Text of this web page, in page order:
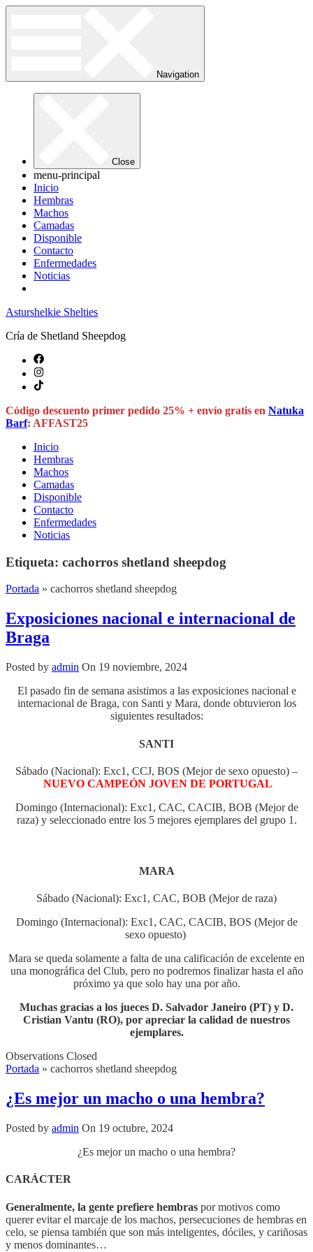
Navigation
Close
menu-principal
Inicio
Hembras
Machos
Camadas
Disponible
Contacto
Enfermedades
Noticias
Asturshelkie Shelties
Cría de Shetland Sheepdog
Código descuento primer pedido 25% + envío gratis en Natuka
Barf: AFFAST25
Inicio
Hembras
Machos
Camadas
Disponible
Contacto
Enfermedades
Noticias
Etiqueta: cachorros shetland sheepdog
Portada » cachorros shetland sheepdog
Exposiciones nacional e internacional de
Braga
Posted by admin On 19 noviembre, 2024
El pasado fin de semana asistimos a las exposiciones nacional e
internacional de Braga, con Santi y Mara, donde obtuvieron los
siguientes resultados:
SANTI
Sábado (Nacional): Exc1, CCJ, BOS (Mejor de sexo opuesto) –
NUEVO CAMPEÓN JOVEN DE PORTUGAL
Domingo (Internacional): Exc1, CAC, CACIB, BOB (Mejor de
raza) y seleccionado entre los 5 mejores ejemplares del grupo 1.
MARA
Sábado (Nacional): Exc1, CAC, BOB (Mejor de raza)
Domingo (Internacional): Exc1, CAC, CACIB, BOS (Mejor de
sexo opuesto)
Mara se queda solamente a falta de una calificación de excelente en
una monográfica del Club, pero no podremos finalizar hasta el año
próximo ya que solo hay una por año.
Muchas gracias a los jueces D. Salvador Janeiro (PT) y D.
Cristian Vantu (RO), por apreciar la calidad de nuestros
ejemplares.
Observations Closed
Portada » cachorros shetland sheepdog
¿Es mejor un macho o una hembra?
Posted by admin On 19 octubre, 2024
¿Es mejor un macho o una hembra?
CARÁCTER
Generalmente, la gente prefiere hembras por motivos como
querer evitar el marcaje de los machos, persecuciones de hembras en
celo, se piensa también que son más inteligentes, dóciles, y cariñosas
y menos dominantes…